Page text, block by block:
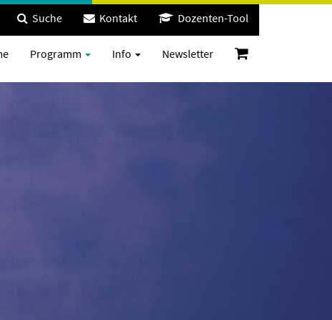
Suche Kontakt Dozenten-Tool
Programm Info Newsletter